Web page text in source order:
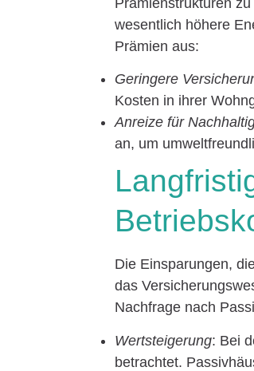
wesentlich höhere
Prämien aus:
Geringere
Kosten in ihrer
Anreize für
an, um
Die Einsparungen,
das
Nachfrage nach
Wertsteigerung: Bei
betrachtet.